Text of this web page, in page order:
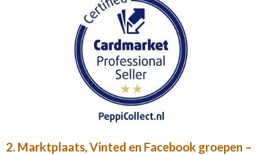
2. Marktplaats, Vinted en Facebook groepen –